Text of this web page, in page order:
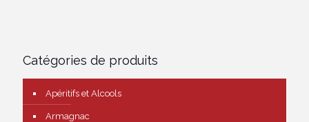
Catégories de produits
Apéritifs et Alcools
Armagnac